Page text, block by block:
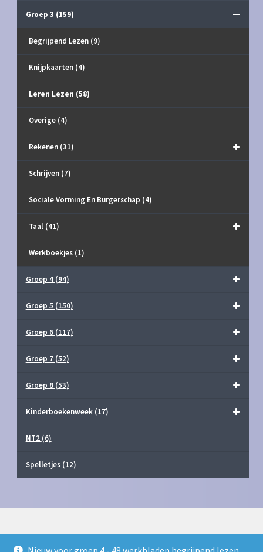
Groep 3 (159)
Begrijpend Lezen (9)
Knijpkaarten (4)
Leren Lezen (58)
Overige (4)
Rekenen (31)
Schrijven (7)
Sociale Vorming En Burgerschap (4)
Taal (41)
Werkboekjes (1)
Groep 4 (94)
Groep 5 (150)
Groep 6 (117)
Groep 7 (52)
Groep 8 (53)
Kinderboekenweek (17)
NT2 (6)
Spelletjes (12)